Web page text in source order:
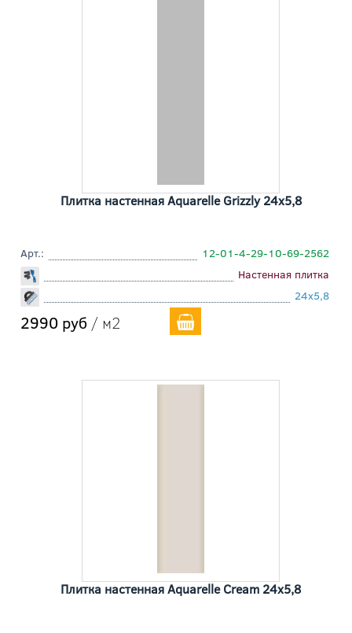
Плитка настенная Aquarelle Grizzly 24x5,8
Арт.:
12-01-4-29-10-69-2562
Настенная плитка
24x5,8
2990 руб / м2
Плитка настенная Aquarelle Cream 24x5,8